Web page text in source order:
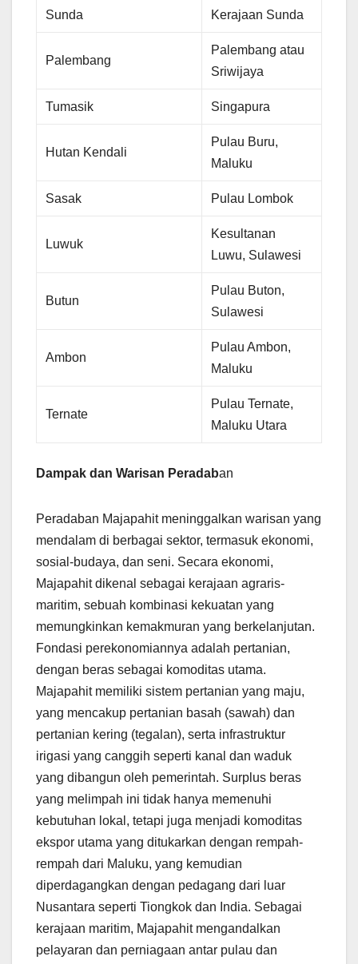
Sunda Kerajaan Sunda
Palembang
Palembang atau
Sriwijaya
Tumasik Singapura
Hutan Kendali
Pulau Buru,
Maluku
Sasak Pulau Lombok
Luwuk
Kesultanan
Luwu, Sulawesi
Butun
Pulau Buton,
Sulawesi
Ambon
Pulau Ambon,
Maluku
Ternate
Pulau Ternate,
Maluku Utara
Dampak dan Warisan Peradaban
Peradaban Majapahit meninggalkan warisan yang
mendalam di berbagai sektor, termasuk ekonomi,
sosial-budaya, dan seni. Secara ekonomi,
Majapahit dikenal sebagai kerajaan agraris-
maritim, sebuah kombinasi kekuatan yang
memungkinkan kemakmuran yang berkelanjutan.
Fondasi perekonomiannya adalah pertanian,
dengan beras sebagai komoditas utama.
Majapahit memiliki sistem pertanian yang maju,
yang mencakup pertanian basah (sawah) dan
pertanian kering (tegalan), serta infrastruktur
irigasi yang canggih seperti kanal dan waduk
yang dibangun oleh pemerintah. Surplus beras
yang melimpah ini tidak hanya memenuhi
kebutuhan lokal, tetapi juga menjadi komoditas
ekspor utama yang ditukarkan dengan rempah-
rempah dari Maluku, yang kemudian
diperdagangkan dengan pedagang dari luar
Nusantara seperti Tiongkok dan India. Sebagai
kerajaan maritim, Majapahit mengandalkan
pelayaran dan perniagaan antar pulau dan